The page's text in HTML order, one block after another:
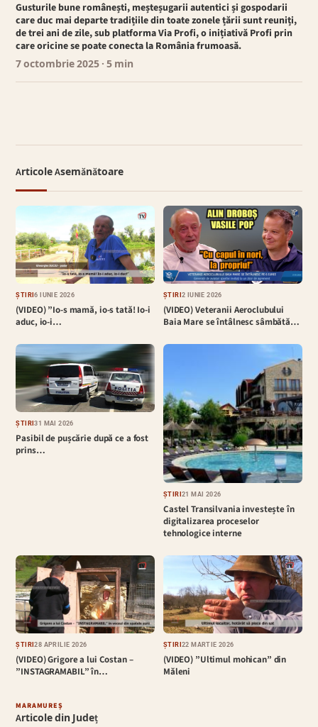
Gusturile bune românești, meșteșugarii autentici și gospodarii
care duc mai departe tradițiile din toate zonele țării sunt reuniți,
de trei ani de zile, sub platforma Via Profi, o inițiativă Profi prin
care oricine se poate conecta la România frumoasă.
7 octombrie 2025 · 5 min
Articole Asemănătoare
ȘTIRI6 IUNIE 2026
(VIDEO) ”Io-s mamă, io-s tată! Io-i
aduc, io-i…
ȘTIRI2 IUNIE 2026
(VIDEO) Veteranii Aeroclubului
Baia Mare se întâlnesc sâmbătă…
ȘTIRI31 MAI 2026
Pasibil de pușcărie după ce a fost
prins…
ȘTIRI21 MAI 2026
Castel Transilvania investește în
digitalizarea proceselor
tehnologice interne
ȘTIRI28 APRILIE 2026
(VIDEO) Grigore a lui Costan –
”INSTAGRAMABIL” în…
ȘTIRI22 MARTIE 2026
(VIDEO) ”Ultimul mohican” din
Măleni
MARAMUREȘ
Articole din Județ